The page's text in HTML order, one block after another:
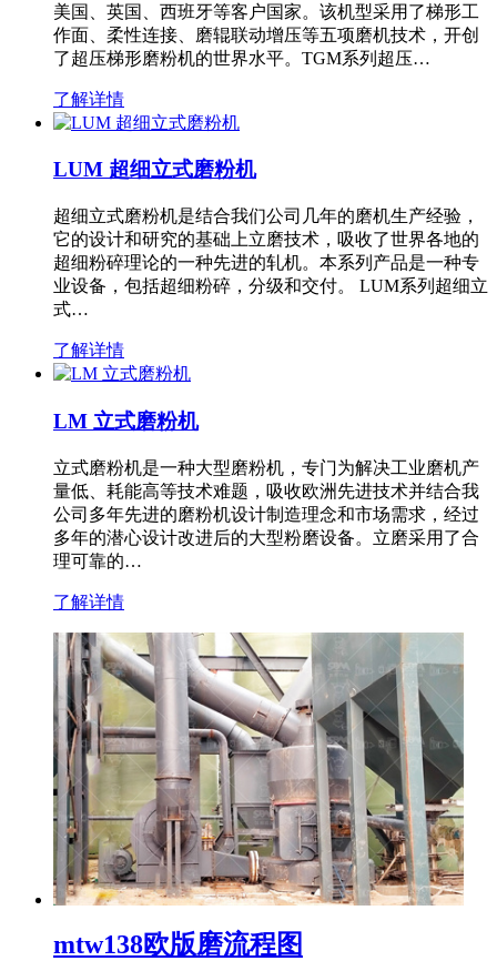
美国、英国、西班牙等客户国家。该机型采用了梯形工
作面、柔性连接、磨辊联动增压等五项磨机技术，开创
了超压梯形磨粉机的世界水平。TGM系列超压…
了解详情
LUM 超细立式磨粉机
超细立式磨粉机是结合我们公司几年的磨机生产经验，
它的设计和研究的基础上立磨技术，吸收了世界各地的
超细粉碎理论的一种先进的轧机。本系列产品是一种专
业设备，包括超细粉碎，分级和交付。 LUM系列超细立
式…
了解详情
LM 立式磨粉机
立式磨粉机是一种大型磨粉机，专门为解决工业磨机产
量低、耗能高等技术难题，吸收欧洲先进技术并结合我
公司多年先进的磨粉机设计制造理念和市场需求，经过
多年的潜心设计改进后的大型粉磨设备。立磨采用了合
理可靠的…
了解详情
mtw138欧版磨流程图